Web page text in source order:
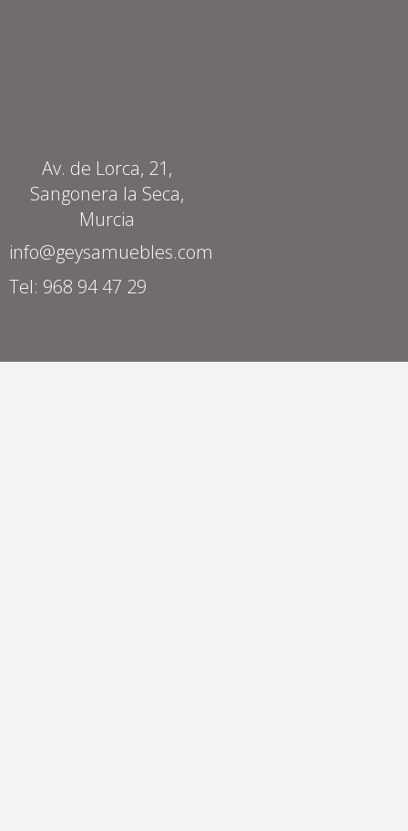
Av. de Lorca, 21,
Sangonera la Seca,
Murcia
info@geysamuebles.com
Tel: 968 94 47 29